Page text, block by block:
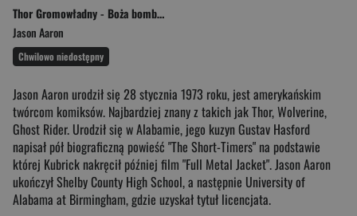
Thor Gromowładny - Boża bomba Tom 2
Jason Aaron
Chwilowo niedostępny
Jason Aaron urodził się 28 stycznia 1973 roku, jest amerykańskim
twórcom komiksów. Najbardziej znany z takich jak Thor, Wolverine,
Ghost Rider. Urodził się w Alabamie, jego kuzyn Gustav Hasford
napisał pół biograficzną powieść "The Short-Timers" na podstawie
której Kubrick nakręcił później film "Full Metal Jacket". Jason Aaron
ukończył Shelby County High School, a następnie University of
Alabama at Birmingham, gdzie uzyskał tytuł licencjata.